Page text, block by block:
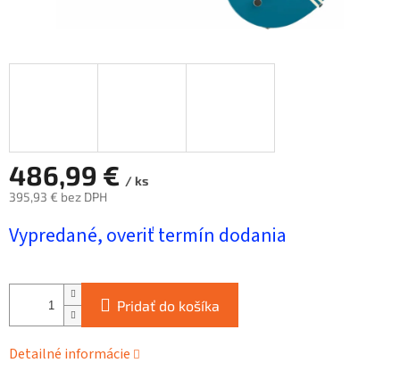
486,99 € / ks
395,93 € bez DPH
cena:
Vypredané, overiť termín dodania
Pridať do košíka
Detailné informácie